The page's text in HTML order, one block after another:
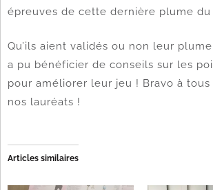
épreuves de cette dernière plume du
Qu’ils aient validés ou non leur
a pu bénéficier de conseils sur les
pour améliorer leur jeu ! Bravo à
nos lauréats !
Articles similaires